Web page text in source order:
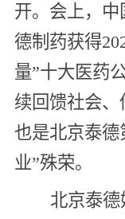
开。会上，
德制药获得
量”十大医药
续回馈社会、
也是北京泰德
业”殊荣。
北京泰